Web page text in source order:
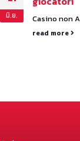
มิ.ย. Casino non
read more